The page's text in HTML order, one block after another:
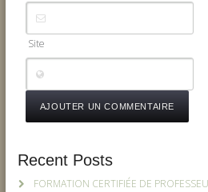
Site
Recent Posts
FORMATION CERTIFIÉE DE